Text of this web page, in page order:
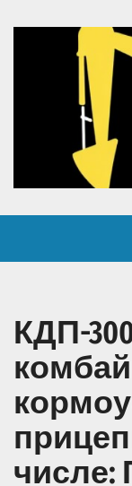
КДП-
числе: